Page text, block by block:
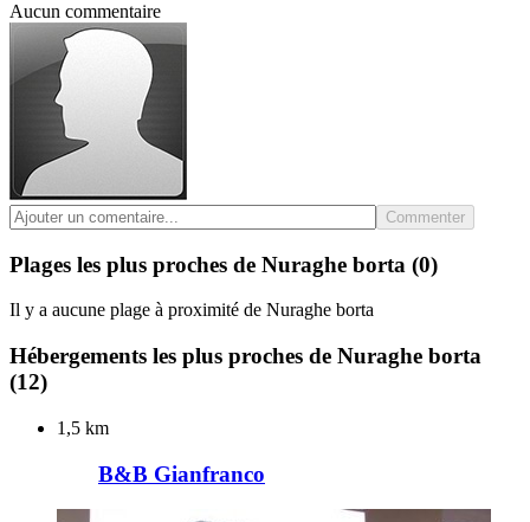
Aucun commentaire
Commenter
Plages les plus proches de Nuraghe borta (0)
Il y a aucune plage à proximité de Nuraghe borta
Hébergements les plus proches de Nuraghe borta
(12)
1,5 km
B&B Gianfranco